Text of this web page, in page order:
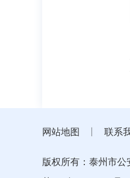
网站地图 联系
版权所有：泰州市公